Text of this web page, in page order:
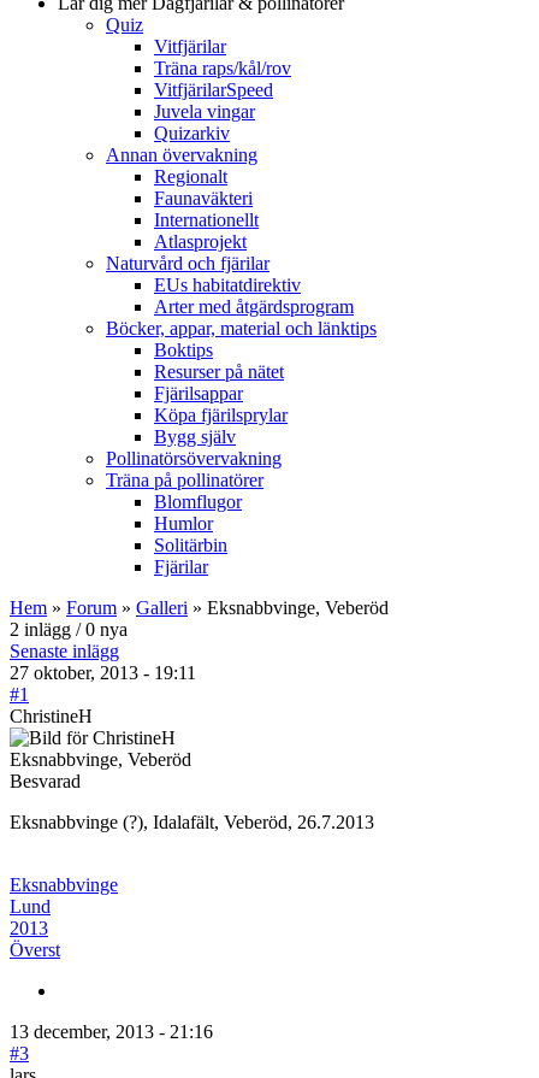
Quiz
Vitfjärilar
Träna raps/kål/rov
VitfjärilarSpeed
Juvela vingar
Quizarkiv
Annan övervakning
Regionalt
Faunaväkteri
Internationellt
Atlasprojekt
Naturvård och fjärilar
EUs habitatdirektiv
Arter med åtgärdsprogram
Böcker, appar, material och länktips
Boktips
Resurser på nätet
Fjärilsappar
Köpa fjärilsprylar
Bygg själv
Pollinatörsövervakning
Träna på pollinatörer
Blomflugor
Humlor
Solitärbin
Fjärilar
Hem » Forum » Galleri » Eksnabbvinge, Veberöd
2 inlägg / 0 nya
Senaste inlägg
27 oktober, 2013 - 19:11
#1
ChristineH
Eksnabbvinge, Veberöd
Besvarad
Eksnabbvinge (?), Idalafält, Veberöd, 26.7.2013
Eksnabbvinge
Lund
2013
Överst
13 december, 2013 - 21:16
#3